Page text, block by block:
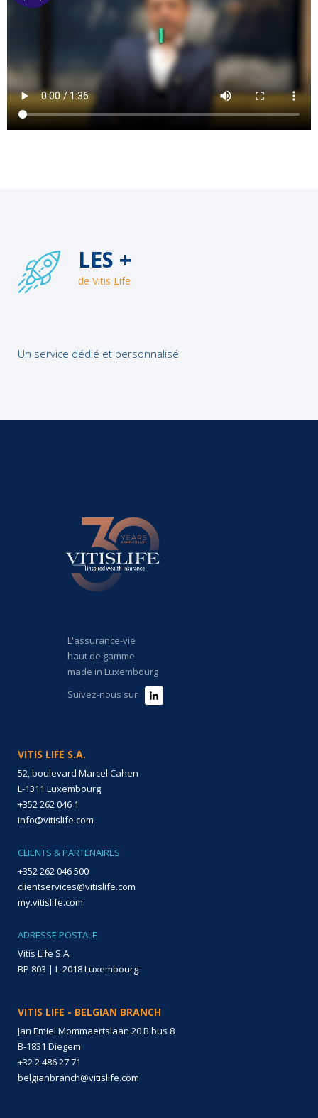
LES +
de Vitis Life
Un service dédié et personnalisé
L'assurance-vie
haut de gamme
made in Luxembourg
Suivez-nous sur
VITIS LIFE S.A.
52, boulevard Marcel Cahen
L-1311 Luxembourg
+352 262 046 1
info@vitislife.com
CLIENTS & PARTENAIRES
+352 262 046 500
clientservices@vitislife.com
my.vitislife.com
ADRESSE POSTALE
Vitis Life S.A.
BP 803 | L-2018 Luxembourg
VITIS LIFE - BELGIAN BRANCH
Jan Emiel Mommaertslaan 20 B bus 8
B-1831 Diegem
+32 2 486 27 71
belgianbranch@vitislife.com